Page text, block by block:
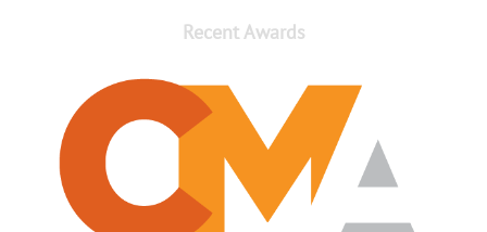
Recent Awards